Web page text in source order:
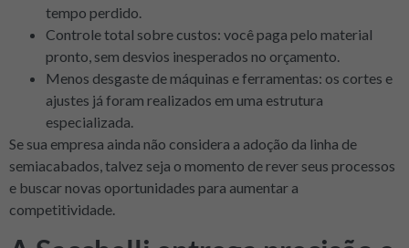
tempo perdido.
Controle total sobre custos: você paga pelo material
pronto, sem desvios inesperados no orçamento.
Menos desgaste de máquinas e ferramentas: os cortes e
ajustes já foram realizados em uma estrutura
especializada.
Se sua empresa ainda não considera a adoção da linha de
semiacabados, talvez seja o momento de rever seus processos
e buscar novas oportunidades para aumentar a
competitividade.